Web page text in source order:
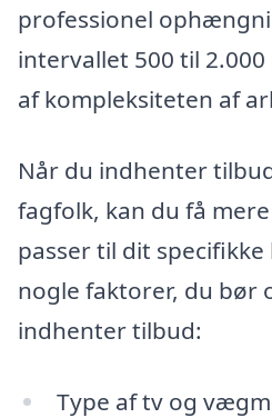
professionel
intervallet 500 til
af kompleksiteten af
Når du indhenter
fagfolk, kan du få
passer til dit
nogle faktorer, du bør
indhenter tilbud:
Type af tv og